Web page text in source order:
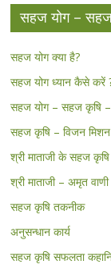
सहज योग –
सहज योग क्या है?
सहज योग ध्यान कैसे करें
सहज योग – सहज कृषि –
सहज कृषि – विजन मिशन
श्री माताजी के सहज
श्री माताजी – अमृत वाणी
सहज कृषि तकनीक
अनुसन्धान कार्य
सहज कृषि सफलता